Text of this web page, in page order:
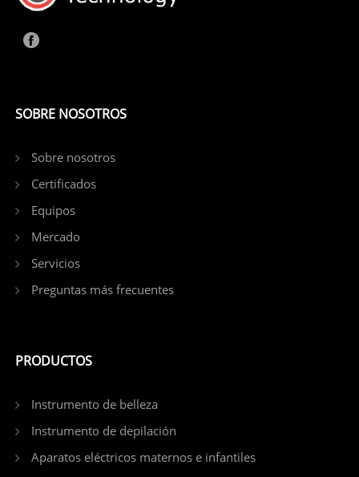
SOBRE NOSOTROS
Sobre nosotros
Certificados
Equipos
Mercado
Servicios
Preguntas más frecuentes
PRODUCTOS
Instrumento de belleza
Instrumento de depilación
Aparatos eléctricos maternos e infantiles